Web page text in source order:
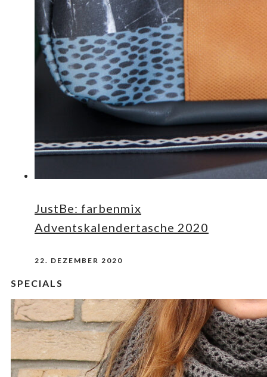
JustBe: farbenmix
Adventskalendertasche 2020
22. DEZEMBER 2020
SPECIALS